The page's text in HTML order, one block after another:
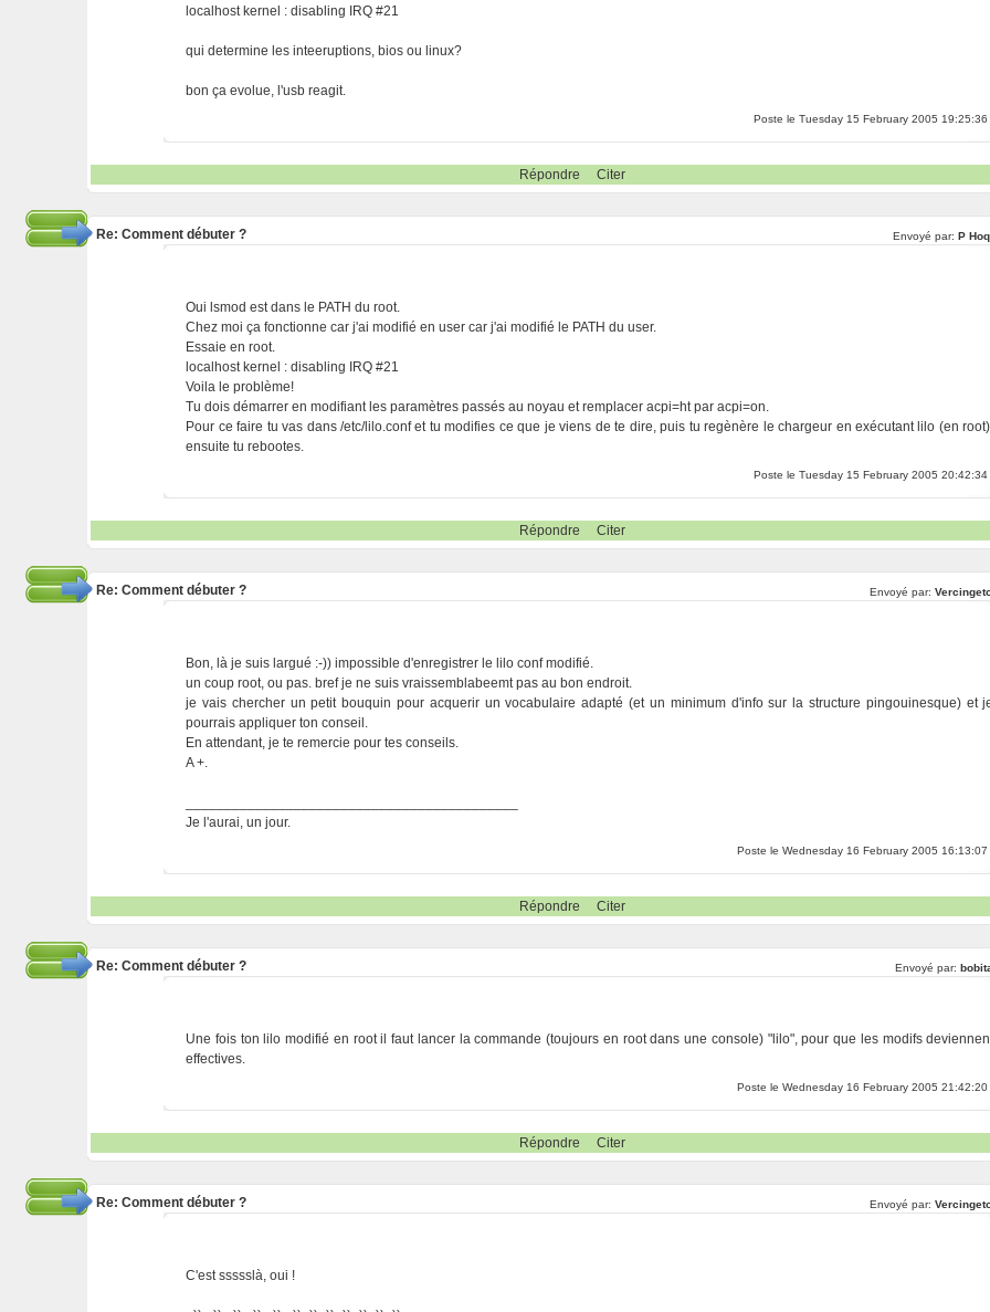
localhost kernel : disabling IRQ #21
qui determine les inteeruptions, bios ou linux?
bon ça evolue, l'usb reagit.
Poste le Tuesday 15 February 2005 19:25:36
Répondre Citer
Re: Comment débuter ? Envoyé par: P
Oui lsmod est dans le PATH du root.
Chez moi ça fonctionne car j'ai modifié en user car j'ai modifié le PATH du user.
Essaie en root.
localhost kernel : disabling IRQ #21
Voila le problème!
Tu dois démarrer en modifiant les paramètres passés au noyau et remplacer acpi=ht par acpi=on.
Pour ce faire tu vas dans /etc/lilo.conf et tu modifies ce que je viens de te dire, puis tu regènère le chargeur en exécutant lilo (en
ensuite tu rebootes.
Poste le Tuesday 15 February 2005 20:42:34
Répondre Citer
Re: Comment débuter ? Envoyé par:
Bon, là je suis largué :-)) impossible d'enregistrer le lilo conf modifié.
un coup root, ou pas. bref je ne suis vraissemblabeemt pas au bon endroit.
je vais chercher un petit bouquin pour acquerir un vocabulaire adapté (et un minimum d'info sur la structure pingouinesque) et
pourrais appliquer ton conseil.
En attendant, je te remercie pour tes conseils.
A +.
Je l'aurai, un jour.
Poste le Wednesday 16 February 2005 16:13:07
Répondre Citer
Re: Comment débuter ? Envoyé par:
Une fois ton lilo modifié en root il faut lancer la commande (toujours en root dans une console) "lilo", pour que les modifs
effectives.
Poste le Wednesday 16 February 2005 21:42:20
Répondre Citer
Re: Comment débuter ? Envoyé par:
C'est ssssslà, oui !